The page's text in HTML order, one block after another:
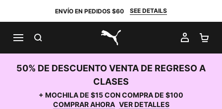
ENVÍO EN PEDIDOS $60 SEE DETAILS
PUMA.com
MI
50% DE DESCUENTO VENTA DE REGRESO A
CLASES
+ MOCHILA DE $15 CON COMPRA DE $100
COMPRAR AHORA VER DETALLES